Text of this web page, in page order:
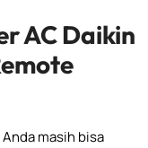
AC Daikin
masih bisa